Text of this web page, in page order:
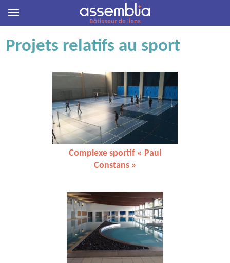
toProjets relatifs au sport
Complexe sportif « Paul
Constans »